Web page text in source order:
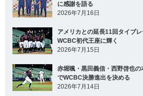
に感謝を語る
2026年7月16日
アメリカとの延長11回タイブ
WCBC初代王座に輝く
2026年7月15日
赤堀颯・黒田義信・西野啓也
でWCBC決勝進出を決める
2026年7月14日